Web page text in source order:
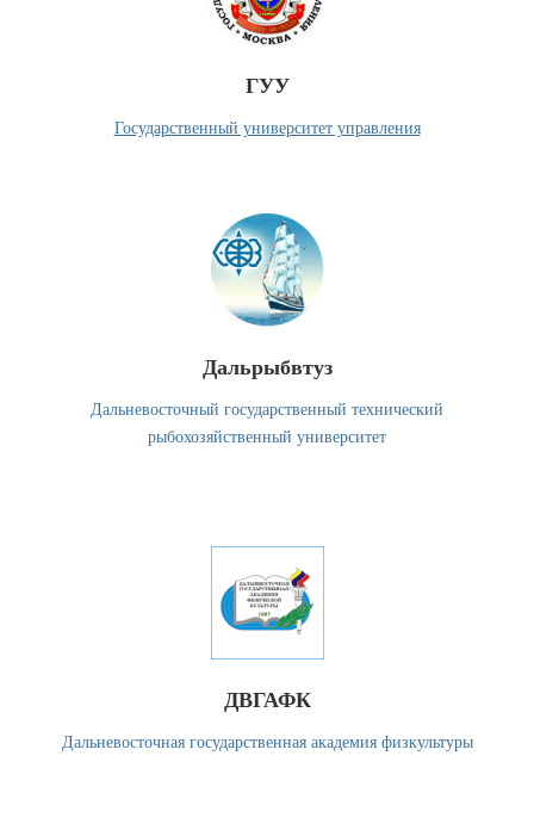
ГУУ
Государственный университет управления
Дальрыбвтуз
Дальневосточный государственный технический
рыбохозяйственный университет
ДВГАФК
Дальневосточная государственная академия физкультуры
Крутить